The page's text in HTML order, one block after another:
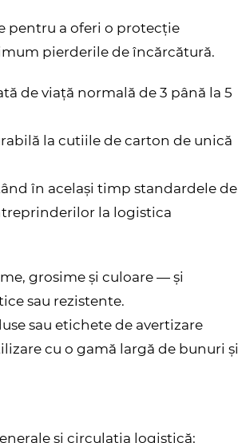
pentru a oferi o protecție
pierderile de încărcătură.
de viață normală de 3 până la 5
la cutiile de carton de unică
în același timp standardele de
la logistica
grosime și culoare — și
sau rezistente.
sau etichete de avertizare
cu o gamă largă de bunuri și
și circulația logistică;